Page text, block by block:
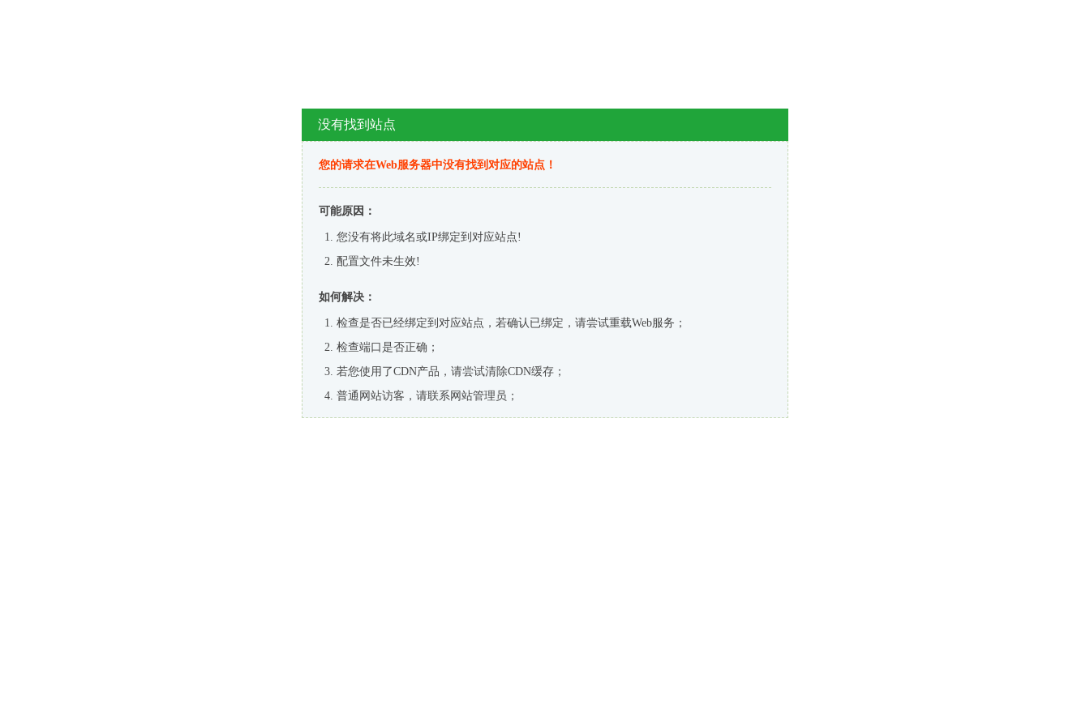
没有找到站点
您的请求在Web服务器中没有找到对应的站点！
可能原因：
您没有将此域名或IP绑定到对应站点!
配置文件未生效!
如何解决：
检查是否已经绑定到对应站点，若确认已绑定，请尝试重载Web服务；
检查端口是否正确；
若您使用了CDN产品，请尝试清除CDN缓存；
普通网站访客，请联系网站管理员；